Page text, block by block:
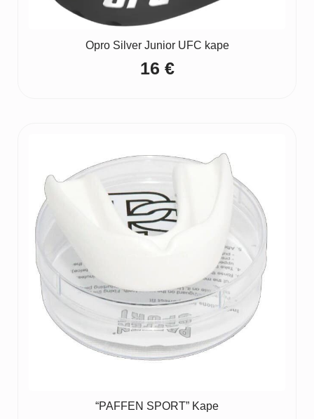
Opro Silver Junior UFC kape
16 €
“PAFFEN SPORT” Kape